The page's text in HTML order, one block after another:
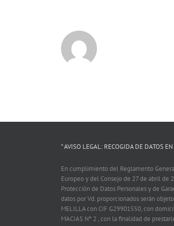
” AVISO LEGAL: RECOGIDA DE DATOS
En cumplimiento del Reglamento
Europeo y del Consejo de 27 de abril
Protección de Datos Personales y de
datos por Vd. proporcionados serán
MELILLA con CIF G29901550, con
MACIAS Nº 2 , con la finalidad de